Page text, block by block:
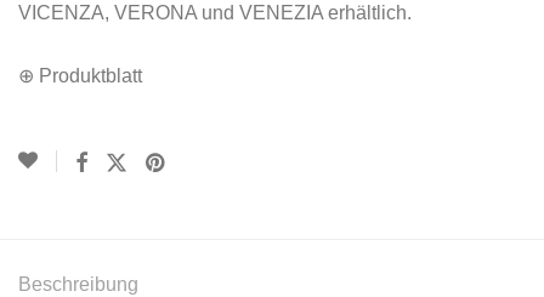
VICENZA, VERONA und VENEZIA erhältlich.
⊕ Produktblatt
Beschreibung